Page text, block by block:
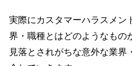
実際にカスタマーハラスメン
界・職種とはどのようなもの
見落とされがちな意外な業界